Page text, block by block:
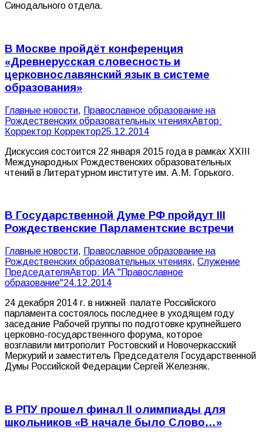
Синодального отдела.
В Москве пройдёт конференция
«Древнерусская словесность и
церковнославянский язык в системе
образования»
Главные новости, Православное образование на
Рождественских образовательных чтенияхАвтор:
Корректор Корректор25.12.2014
Дискуссия состоится 22 января 2015 года в рамках XXIII
Международных Рождественских образовательных
чтений в Литературном институте им. А.М. Горького.
В Государственной Думе РФ пройдут III
Рождественские Парламентские встречи
Главные новости, Православное образование на
Рождественских образовательных чтениях, Служение
ПредседателяАвтор: ИА "Православное
образование"24.12.2014
24 декабря 2014 г. в нижней палате Российского
парламента состоялось последнее в уходящем году
заседание Рабочей группы по подготовке крупнейшего
церковно-государственного форума, которое
возглавили митрополит Ростовский и Новочеркасский
Меркурий и заместитель Председателя Государственной
Думы Российской Федерации Сергей Железняк.
В РПУ прошел финал II олимпиады для
школьников «В начале было Слово…»